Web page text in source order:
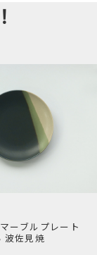
ーブルプレート
波佐見焼